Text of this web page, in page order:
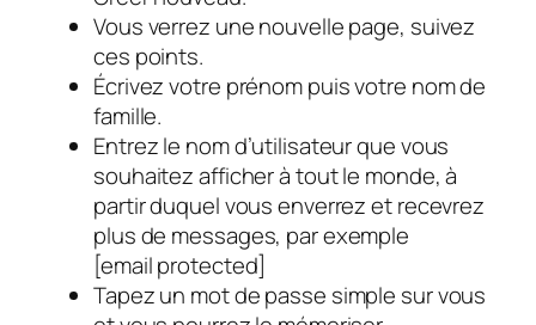
Vous verrez une nouvelle page, suivez
ces points.
Écrivez votre prénom puis votre nom de
famille.
Entrez le nom d’utilisateur que vous
souhaitez afficher à tout le monde, à
partir duquel vous enverrez et recevrez
plus de messages, par exemple
[email protected]
Tapez un mot de passe simple sur vous